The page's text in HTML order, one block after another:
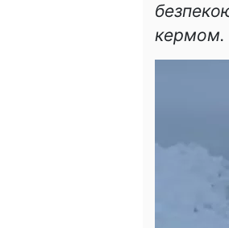
кермом.